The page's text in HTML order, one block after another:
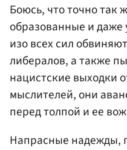
Боюсь, что точно так
образованные и
изо всех сил
либералов, а также
нацистские выходки
мыслителей, они
перед толпой и ее
Напрасные надежды,